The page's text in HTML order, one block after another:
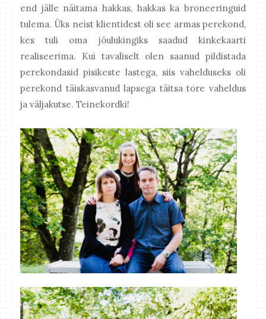
end jälle näitama hakkas, hakkas ka broneeringuid
tulema. Üks neist klientidest oli see armas perekond,
kes tuli oma jõulukingiks saadud kinkekaarti
realiseerima. Kui tavaliselt olen saanud pildistada
perekondasid pisikeste lastega, siis vahelduseks oli
perekond täiskasvanud lapsega täitsa tore vaheldus
ja väljakutse. Teinekordki!